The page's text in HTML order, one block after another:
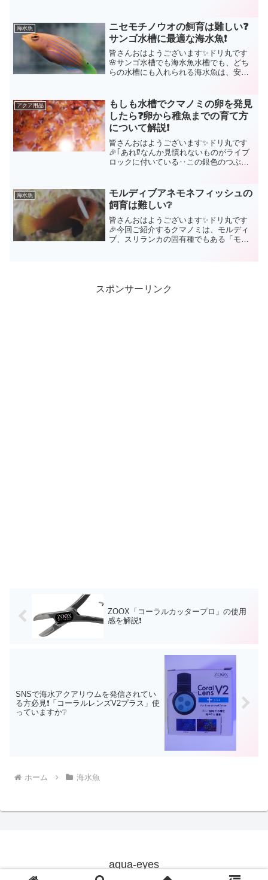
る事が特徴的です。今回ご紹介する「ソ
メワケベラ」そして以前ご...
海水魚
ニセモチノウオの飼育は難しい❓
サンゴ水槽に最適な海水魚❗
皆さんおはようございます✨ドリ丸です
🌸サンゴ水槽でも海水魚水槽でも、どち
らの水槽にも入れられる海水魚は、安心
あれば、海水アクアリウム始めたばかり
の方にとって魅力的ですよ...
アクア用品
もしも水槽でクマノミの卵を発見
したら❓卵から稚魚までの育て方
について解説❗
皆さんおはようございます✨ドリ丸です
🎉｢あれ⁉️なんか見慣れないものがライブ
ロックに付いている‥この銀色のつぶつ
卵かもしれませんよ🤗淡水魚の場合、卵
は流されないよ...
海水魚
モルディブアネモネフィッシュの
飼育は難しい❔
皆さんおはようございます✨ドリ丸です
🎉今回ご紹介するクマノミは、モルディ
ブ、スリランカの固有種でもある「モル
スポンサーリンク
ZOOX「コーラルカッタープロ」の使用
感を解説❗
SNSで海水アクアリウムを発信されてい
る方必見❗「コーラルレンズV2プラス」使
っていますか❔
ホーム 海水魚
aqua-eyes